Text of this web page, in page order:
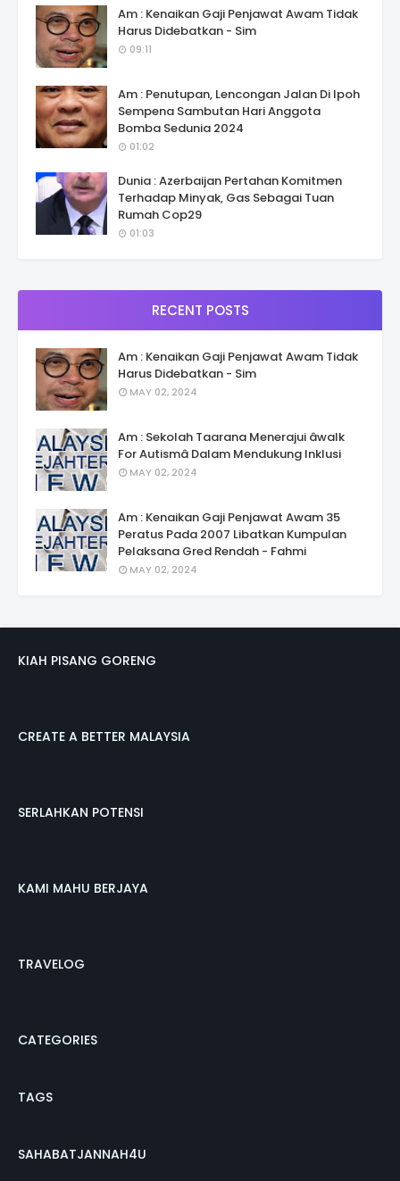
Am : Kenaikan Gaji Penjawat Awam Tidak
Harus Didebatkan - Sim
09:11
Am : Penutupan, Lencongan Jalan Di Ipoh
Sempena Sambutan Hari Anggota
Bomba Sedunia 2024
01:02
Dunia : Azerbaijan Pertahan Komitmen
Terhadap Minyak, Gas Sebagai Tuan
Rumah Cop29
01:03
RECENT POSTS
Am : Kenaikan Gaji Penjawat Awam Tidak
Harus Didebatkan - Sim
MAY 02, 2024
Am : Sekolah Taarana Menerajui âwalk
For Autismâ Dalam Mendukung Inklusi
MAY 02, 2024
Am : Kenaikan Gaji Penjawat Awam 35
Peratus Pada 2007 Libatkan Kumpulan
Pelaksana Gred Rendah - Fahmi
MAY 02, 2024
KIAH PISANG GORENG
CREATE A BETTER MALAYSIA
SERLAHKAN POTENSI
KAMI MAHU BERJAYA
TRAVELOG
CATEGORIES
TAGS
SAHABATJANNAH4U